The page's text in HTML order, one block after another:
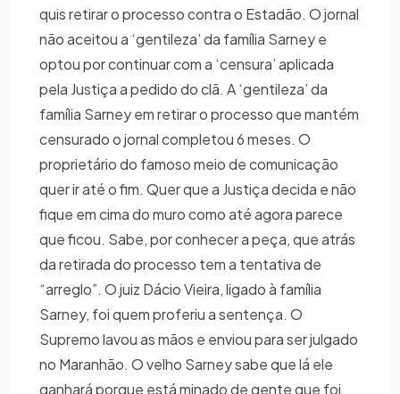
quis retirar o processo contra o Estadão. O jornal
não aceitou a ‘gentileza’ da família Sarney e
optou por continuar com a ‘censura’ aplicada
pela Justiça a pedido do clã. A ‘gentileza’ da
família Sarney em retirar o processo que mantém
censurado o jornal completou 6 meses. O
proprietário do famoso meio de comunicação
quer ir até o fim. Quer que a Justiça decida e não
fique em cima do muro como até agora parece
que ficou. Sabe, por conhecer a peça, que atrás
da retirada do processo tem a tentativa de
“arreglo”. O juiz Dácio Vieira, ligado à família
Sarney, foi quem proferiu a sentença. O
Supremo lavou as mãos e enviou para ser julgado
no Maranhão. O velho Sarney sabe que lá ele
ganhará porque está minado de gente que foi